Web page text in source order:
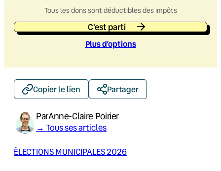
Tous les dons sont déductibles des impôts
C'est parti
Plus d’options
Copier le lien Partager
ParAnne-Claire Poirier
→ Tous ses articles
ÉLECTIONS MUNICIPALES 2026